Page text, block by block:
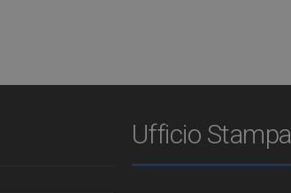
Ufficio Stampa